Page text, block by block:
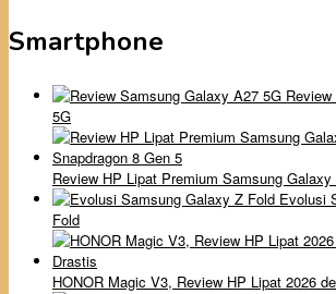
Smartphone
5G
Review HP Lipat Premium Samsung
Evolusi
Fold
HONOR Magic V3, Review HP Lipat 2026